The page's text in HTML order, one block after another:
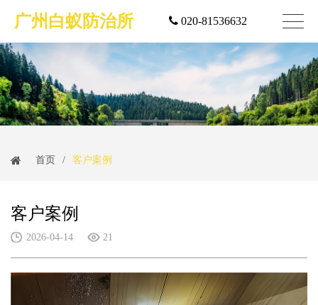
广州白蚁防治所 020-81536632
首页 / 客户案例
客户案例
2026-04-14 21